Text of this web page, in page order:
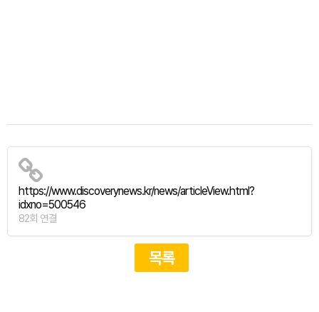
https://www.discoverynews.kr/news/articleView.html?
idxno=500546
82회 연결
목록